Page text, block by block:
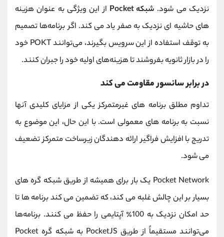
نزدیک می شود. شبکه Pocket
از این ویژگی به عنوان هزینه
های حاشیه ای نزدیک به صفر یاد می کند. اگر برنامه‌ها تصمیم
به توقف استفاده از این سرویس بگیرند، می‌توانند POKT خود
را در بازار ثانویه بفروشند تا هزینه‌های اولیه خود را جبران کنند.
در برابر سانسور مقاومت می کند
تداوم مطلق برنامه های غیرمتمرکز یکی از مزایای کلیدی آنها
نسبت به برنامه های معمولی است. با این حال، این موضوع به
تدریج با افزایش فراگیر ارائه دهندگان زیرساخت متمرکز تضعیف
می شود.
Pocket Network یک بار برای همیشه از طریق شبکه گره های
بسیار بر این چالش غلبه می کند، که تضمین می کند برنامه ها تا
حد امکان نزدیک به 100٪ آپتایمی را حفظ می کنند. برنامه‌ها
می‌توانند مستقیماً از طریق PocketJS به شبکه گره Pocket